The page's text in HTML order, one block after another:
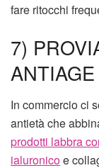
fare ritocchi
7)
ANTIAGE
In commercio ci
antietà che
prodotti labbra
ialuronicoe